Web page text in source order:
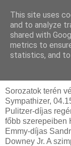
2024. március
HBO Max
Sorozatok terén
Sympathizer,
Pulitzer-díjas
főbb szerepeiben
Emmy-díjas
Downey Jr. A
This site uses
and to analyze
shared with
metrics to
statistics, and